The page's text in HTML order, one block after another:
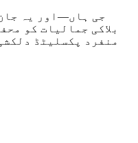
جی ہاں—اور یہ
بلاکی جمالیات کو
منفرد پکسلیٹڈ